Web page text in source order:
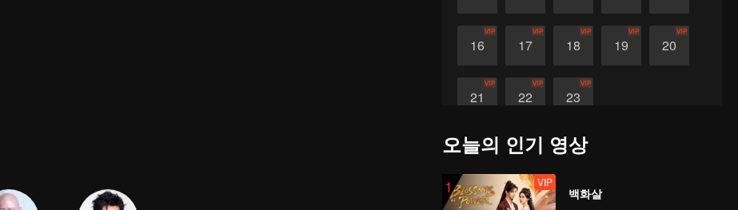
16
VIP
17
VIP
18
VIP
19
VIP
20
VIP
21
VIP
22
VIP
23
VIP
오늘의 인기 영상
1 VIP
백화살